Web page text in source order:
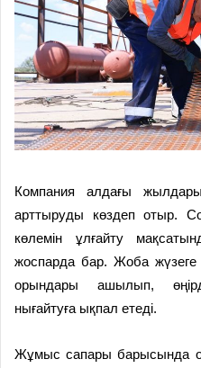
Компания алдағы жылдары
арттыруды көздеп отыр.
көлемін ұлғайту
жоспарда бар. Жоба
орындары ашылып,
нығайтуға ықпал етеді.
Жұмыс сапары барысында